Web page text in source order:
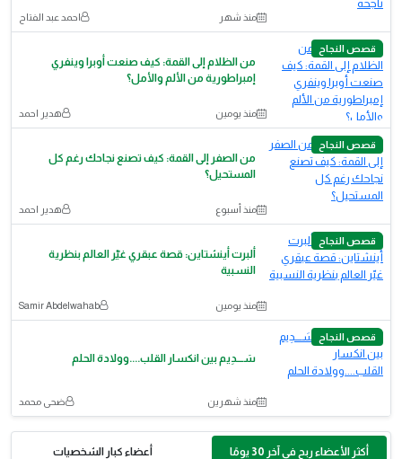
منذ شهر احمد عبد الفتاح
قصص النجاح
من الظلام إلى القمة: كيف صنعت أوبرا وينفري
إمبراطورية من الألم والأمل؟
منذ يومين هدير احمد
قصص النجاح
من الصفر إلى القمة: كيف تصنع نجاحك رغم كل
المستحيل؟
منذ أسبوع هدير احمد
قصص النجاح
ألبرت أينشتاين: قصة عبقري غيّر العالم بنظرية
النسبية
منذ يومين Samir Abdelwahab
قصص النجاح
سَــــدِيم بين انكسار القلب....وولادة الحلم
منذ شهرين ضحى محمد
أكثر الأعضاء ربح في آخر 30 يومًا أعضاء كبار الشخصيات